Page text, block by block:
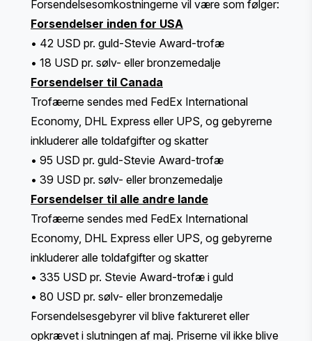
Forsendelsesomkostningerne vil være som følger:
Forsendelser inden for USA
• 42 USD pr. guld-Stevie Award-trofæ
• 18 USD pr. sølv- eller bronzemedalje
Forsendelser til Canada
Trofæerne sendes med FedEx International
Economy, DHL Express eller UPS, og gebyrerne
inkluderer alle toldafgifter og skatter
• 95 USD pr. guld-Stevie Award-trofæ
• 39 USD pr. sølv- eller bronzemedalje
Forsendelser til alle andre lande
Trofæerne sendes med FedEx International
Economy, DHL Express eller UPS, og gebyrerne
inkluderer alle toldafgifter og skatter
• 335 USD pr. Stevie Award-trofæ i guld
• 80 USD pr. sølv- eller bronzemedalje
Forsendelsesgebyrer vil blive faktureret eller
opkrævet i slutningen af maj. Priserne vil ikke blive